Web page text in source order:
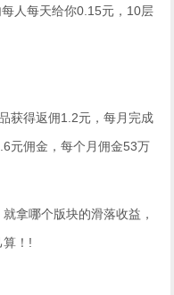
人每天给你0.15元，10层
获得返佣1.2元，每月完成
元佣金，每个月佣金53万
拿哪个版块的滑落收益，
算！!